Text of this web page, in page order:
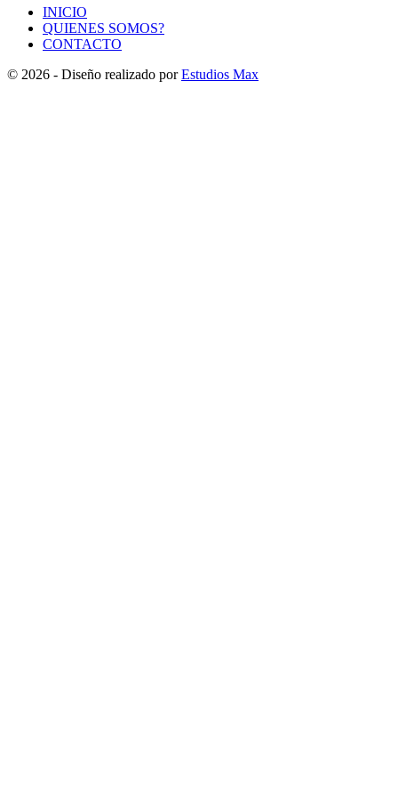
INICIO
QUIENES SOMOS?
CONTACTO
© 2026 - Diseño realizado porEstudios Max